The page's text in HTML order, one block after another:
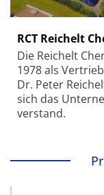
RCT Reichelt
Die Reichelt
1978 als
Dr. Peter
sich das
verstand.